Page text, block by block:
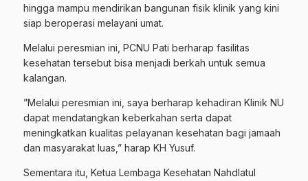
hingga mampu mendirikan bangunan fisik klinik yang kini
siap beroperasi melayani umat.
​Melalui peresmian ini, PCNU Pati berharap fasilitas
kesehatan tersebut bisa menjadi berkah untuk semua
kalangan.
​”Melalui peresmian ini, saya berharap kehadiran Klinik NU
dapat mendatangkan keberkahan serta dapat
meningkatkan kualitas pelayanan kesehatan bagi jamaah
dan masyarakat luas,” harap KH Yusuf.
Sementara itu, Ketua Lembaga Kesehatan Nahdlatul